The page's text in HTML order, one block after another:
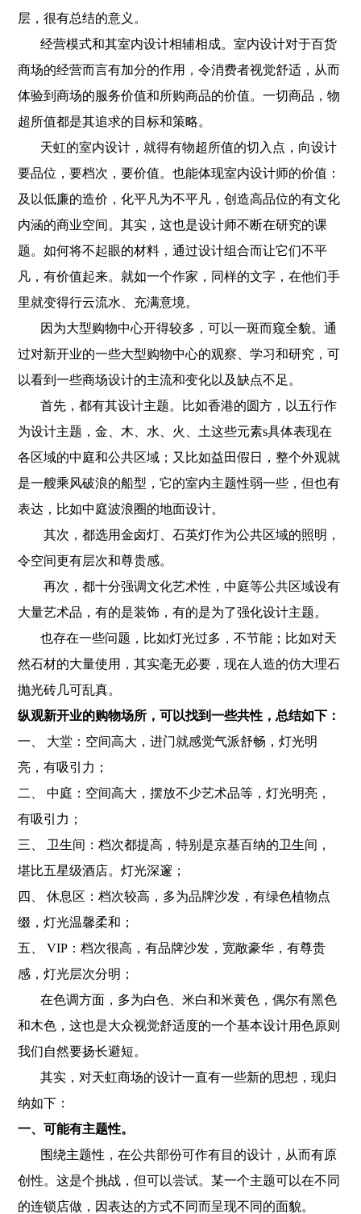
层，很有总结的意义。
经营模式和其室内设计相辅相成。室内设计对于百货
商场的经营而言有加分的作用，令消费者视觉舒适，从而
体验到商场的服务价值和所购商品的价值。一切商品，物
超所值都是其追求的目标和策略。
天虹的室内设计，就得有物超所值的切入点，向设计
要品位，要档次，要价值。也能体现室内设计师的价值：
及以低廉的造价，化平凡为不平凡，创造高品位的有文化
内涵的商业空间。其实，这也是设计师不断在研究的课
题。如何将不起眼的材料，通过设计组合而让它们不平
凡，有价值起来。就如一个作家，同样的文字，在他们手
里就变得行云流水、充满意境。
因为大型购物中心开得较多，可以一斑而窥全貌。通
过对新开业的一些大型购物中心的观察、学习和研究，可
以看到一些商场设计的主流和变化以及缺点不足。
首先，都有其设计主题。比如香港的圆方，以五行作
为设计主题，金、木、水、火、土这些元素s具体表现在
各区域的中庭和公共区域；又比如益田假日，整个外观就
是一艘乘风破浪的船型，它的室内主题性弱一些，但也有
表达，比如中庭波浪圈的地面设计。
其次，都选用金卤灯、石英灯作为公共区域的照明，
令空间更有层次和尊贵感。
再次，都十分强调文化艺术性，中庭等公共区域设有
大量艺术品，有的是装饰，有的是为了强化设计主题。
也存在一些问题，比如灯光过多，不节能；比如对天
然石材的大量使用，其实毫无必要，现在人造的仿大理石
抛光砖几可乱真。
纵观新开业的购物场所，可以找到一些共性，总结如下：
一、 大堂：空间高大，进门就感觉气派舒畅，灯光明
亮，有吸引力；
二、 中庭：空间高大，摆放不少艺术品等，灯光明亮，
有吸引力；
三、 卫生间：档次都提高，特别是京基百纳的卫生间，
堪比五星级酒店。灯光深邃；
四、 休息区：档次较高，多为品牌沙发，有绿色植物点
缀，灯光温馨柔和；
五、 VIP：档次很高，有品牌沙发，宽敞豪华，有尊贵
感，灯光层次分明；
在色调方面，多为白色、米白和米黄色，偶尔有黑色
和木色，这也是大众视觉舒适度的一个基本设计用色原则
我们自然要扬长避短。
其实，对天虹商场的设计一直有一些新的思想，现归
纳如下：
一、可能有主题性。
围绕主题性，在公共部份可作有目的设计，从而有原
创性。这是个挑战，但可以尝试。某一个主题可以在不同
的连锁店做，因表达的方式不同而呈现不同的面貌。